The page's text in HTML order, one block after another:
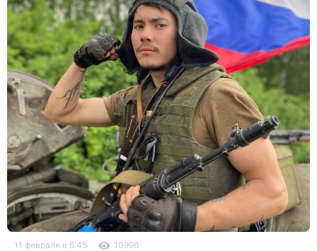
11 февраля в 6:45 10996